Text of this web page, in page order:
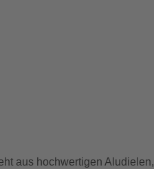
aus hochwertigen Aludielen,